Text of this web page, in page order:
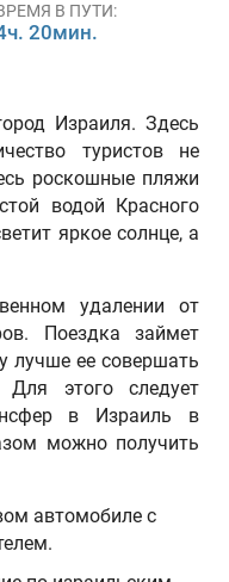
В ПУТИ:
20мин.
Израиля. Здесь
туристов не
роскошные пляжи
водой Красного
яркое солнце, а
удалении от
Поездка займет
лучше ее совершать
этого следует
в Израиль в
можно получить
автомобиле с